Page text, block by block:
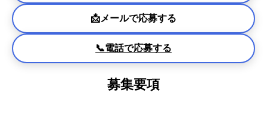
📩メールで応募する
📞電話で応募する
募集要項